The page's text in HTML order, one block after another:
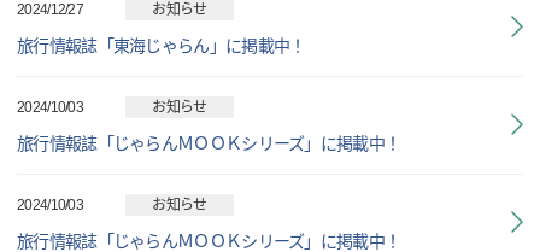
2024/12/27 お知らせ
旅行情報誌「東海じゃらん」に掲載中！
2024/10/03 お知らせ
旅行情報誌「じゃらんＭＯＯＫシリーズ」に掲載中！
2024/10/03 お知らせ
旅行情報誌「じゃらんＭＯＯＫシリーズ」に掲載中！